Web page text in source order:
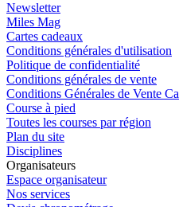
Newsletter
Miles Mag
Cartes cadeaux
Conditions générales d'utilisation
Politique de confidentialité
Conditions générales de vente
Conditions Générales de Vente
Course à pied
Toutes les courses par région
Plan du site
Disciplines
Organisateurs
Espace organisateur
Nos services